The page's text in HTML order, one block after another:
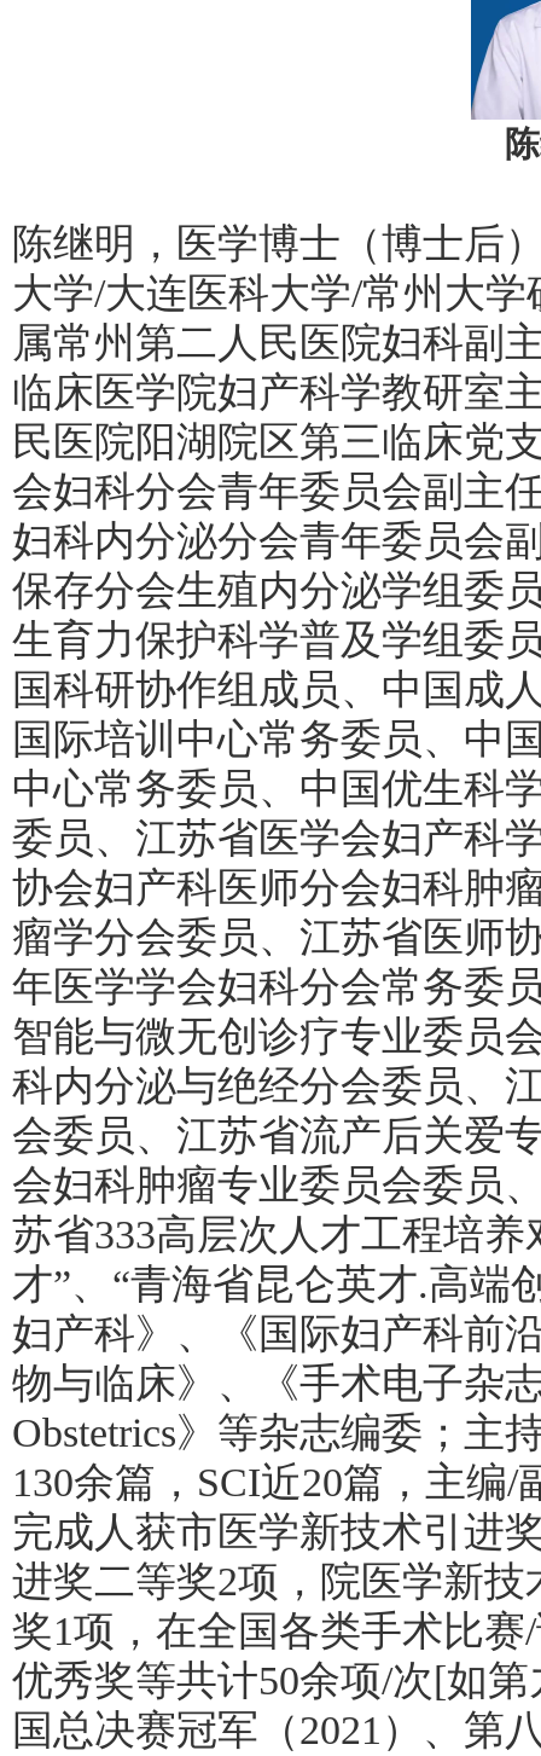
陈继明，医学博士（博士后
大学/大连医科大学/常州大
属常州第二人民医院妇科副
临床医学院妇产科学教研室
民医院阳湖院区第三临床党
会妇科分会青年委员会副主
妇科内分泌分会青年委员会
保存分会生殖内分泌学组委
生育力保护科学普及学组委
国科研协作组成员、中国成
国际培训中心常务委员、中
中心常务委员、中国优生科
委员、江苏省医学会妇产科
协会妇产科医师分会妇科肿
瘤学分会委员、江苏省医师
年医学学会妇科分会常务委
智能与微无创诊疗专业委员
科内分泌与绝经分会委员、
会委员、江苏省流产后关爱
会妇科肿瘤专业委员会委员
苏省333高层次人才工程培
才”、“青海省昆仑英才.高端
妇产科》、《国际妇产科前
物与临床》、《手术电子杂
Obstetrics》等杂志编委；主
130余篇，SCI近20篇，主编
完成人获市医学新技术引进
进奖二等奖2项，院医学新
奖1项，在全国各类手术比
优秀奖等共计50余项/次[如
国总决赛冠军（2021）、第